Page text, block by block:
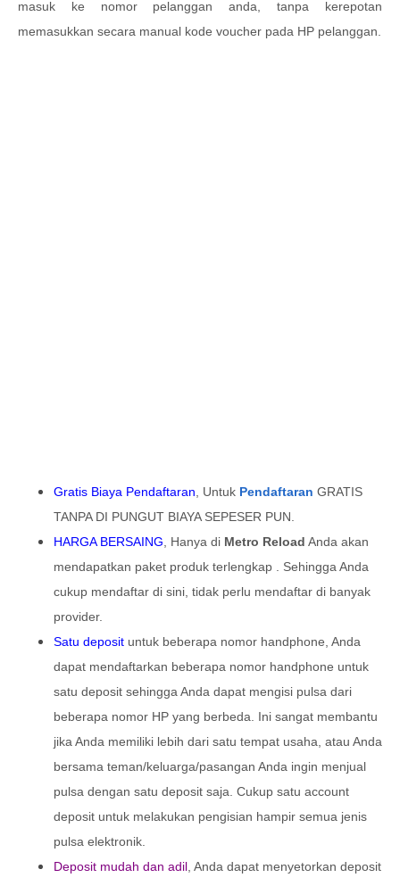
masuk ke nomor pelanggan anda, tanpa kerepotan
memasukkan secara manual kode voucher pada HP pelanggan.
Gratis Biaya Pendaftaran , Untuk Pendaftaran GRATIS
TANPA DI PUNGUT BIAYA SEPESER PUN.
HARGA BERSAING , Hanya di Metro Reload Anda akan
mendapatkan paket produk terlengkap . Sehingga Anda
cukup mendaftar di sini, tidak perlu mendaftar di banyak
provider.
Satu deposit untuk beberapa nomor handphone, Anda
dapat mendaftarkan beberapa nomor handphone untuk
satu deposit sehingga Anda dapat mengisi pulsa dari
beberapa nomor HP yang berbeda. Ini sangat membantu
jika Anda memiliki lebih dari satu tempat usaha, atau Anda
bersama teman/keluarga/pasangan Anda ingin menjual
pulsa dengan satu deposit saja. Cukup satu account
deposit untuk melakukan pengisian hampir semua jenis
pulsa elektronik.
Deposit mudah dan adil , Anda dapat menyetorkan deposit